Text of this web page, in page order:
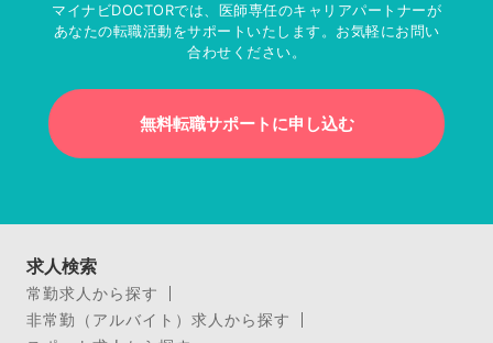
マイナビDOCTORでは、医師専任のキャリアパートナーが
あなたの転職活動をサポートいたします。お気軽にお問い
合わせください。
無料転職サポートに申し込む
求人検索
常勤求人から探す
非常勤（アルバイト）求人から探す